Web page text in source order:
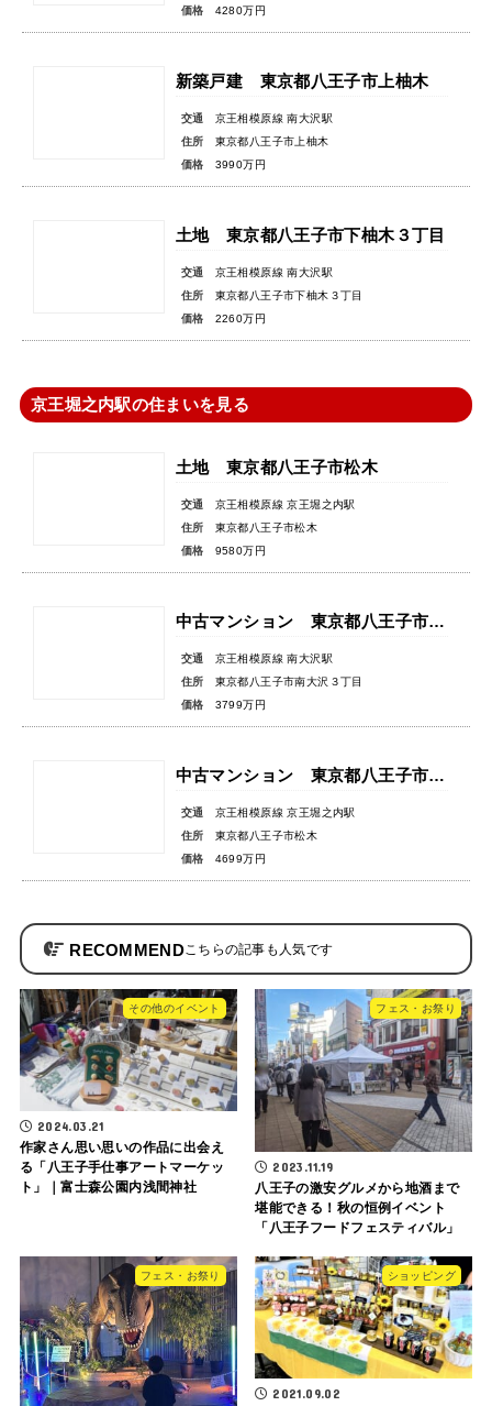
価格
4280万円
新築戸建 東京都八王子市上柚木
交通
京王相模原線 南大沢駅
住所
東京都八王子市上柚木
価格
3990万円
土地 東京都八王子市下柚木３丁目
交通
京王相模原線 南大沢駅
住所
東京都八王子市下柚木３丁目
価格
2260万円
京王堀之内駅の住まいを見る
土地 東京都八王子市松木
交通
京王相模原線 京王堀之内駅
住所
東京都八王子市松木
価格
9580万円
中古マンション 東京都八王子市南大沢３丁目
交通
京王相模原線 南大沢駅
住所
東京都八王子市南大沢３丁目
価格
3799万円
中古マンション 東京都八王子市松木
交通
京王相模原線 京王堀之内駅
住所
東京都八王子市松木
価格
4699万円
RECOMMEND
その他のイベント
2024.03.21
作家さん思い思いの作品に出会え
る「八王子手仕事アートマーケッ
ト」｜富士森公園内浅間神社
フェス・お祭り
2023.11.19
八王子の激安グルメから地酒まで
堪能できる！秋の恒例イベント
「八王子フードフェスティバル」
フェス・お祭り ショッピング
2021.09.02